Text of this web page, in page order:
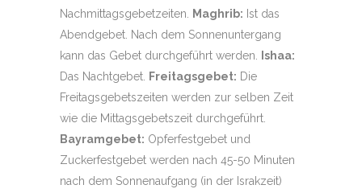
Nachmittagsgebetzeiten.
Maghrib: Ist das
Abendgebet. Nach dem Sonnenuntergang
kann das Gebet durchgeführt werden.
Ishaa:
Das Nachtgebet.
Freitagsgebet: Die
Freitagsgebetszeiten werden zur selben Zeit
wie die Mittagsgebetszeit durchgeführt.
Bayramgebet: Opferfestgebet und
Zuckerfestgebet werden nach 45-50 Minuten
nach dem Sonnenaufgang (in der Israkzeit)